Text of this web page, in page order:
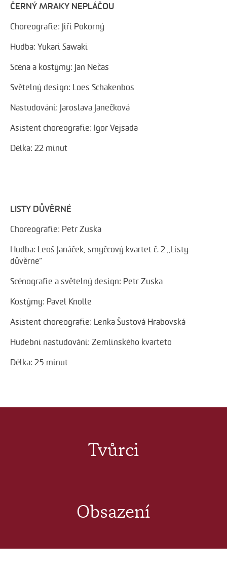
ČERNÝ MRAKY NEPLÁČOU
Choreografie: Jiří Pokorný
Hudba: Yukari Sawaki
Scéna a kostýmy: Jan Nečas
Světelný design: Loes Schakenbos
Nastudování: Jaroslava Janečková
Asistent choreografie: Igor Vejsada
Délka: 22 minut
LISTY DŮVĚRNÉ
Choreografie: Petr Zuska
Hudba: Leoš Janáček, smyčcový kvartet č. 2 „Listy
důvěrné“
Scénografie a světelný design: Petr Zuska
Kostýmy: Pavel Knolle
Asistent choreografie: Lenka Šustová Hrabovská
Hudební nastudování: Zemlinského kvarteto
Délka: 25 minut
Tvůrci
Obsazení